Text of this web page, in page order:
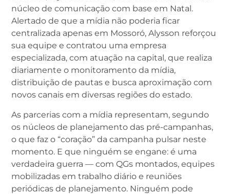
núcleo de comunicação com base em Natal.
Alertado de que a mídia não poderia ficar
centralizada apenas em Mossoró, Alysson reforçou
sua equipe e contratou uma empresa
especializada, com atuação na capital, que realiza
diariamente o monitoramento da mídia,
distribuição de pautas e busca aproximação com
novos canais em diversas regiões do estado.
As parcerias com a mídia representam, segundo
os núcleos de planejamento das pré-campanhas,
o que faz o “coração” da campanha pulsar neste
momento. E que ninguém se engane: é uma
verdadeira guerra — com QGs montados, equipes
mobilizadas em trabalho diário e reuniões
periódicas de planejamento. Ninguém pode